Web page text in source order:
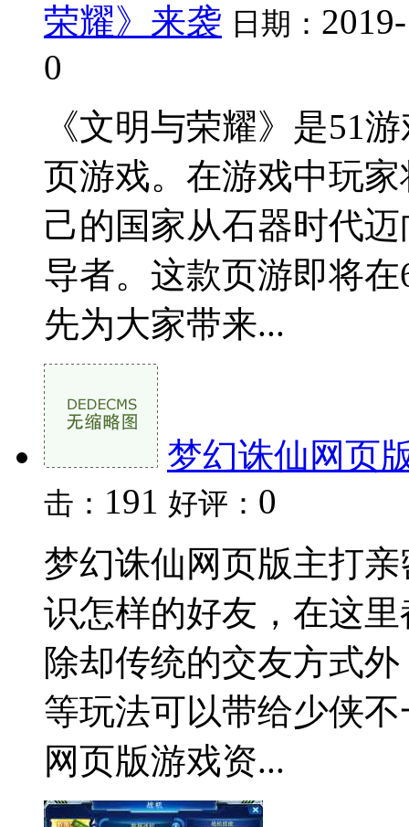
荣耀》来袭 日期：
0
《文明与荣耀》是51
页游戏。在游戏中玩
己的国家从石器时代
导者。这款页游即将
先为大家带来...
梦幻诛仙网页
击： 191 好评： 0
梦幻诛仙网页版主打
识怎样的好友，在这
除却传统的交友方式
等玩法可以带给少侠
网页版游戏资...